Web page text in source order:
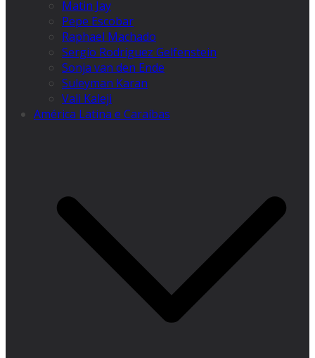
Matin Jay
Pepe Escobar
Raphael Machado
Sergio Rodríguez Gelfenstein
Sonja van den Ende
Suleyman Karan
Vali Kaleji
América Latina e Caraíbas